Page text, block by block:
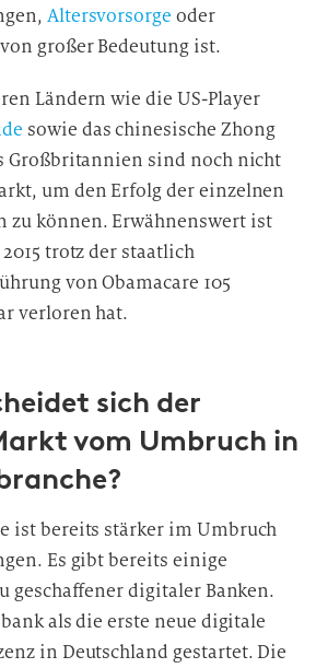
Altersvorsorge oder
großer Bedeutung ist.
Ländern wie die US-Player
sowie das chinesische Zhong
Großbritannien sind noch nicht
um den Erfolg der einzelnen
zu können. Erwähnenswert ist
trotz der staatlich
von Obamacare 105
verloren hat.
sich der
vom Umbruch in
ist bereits stärker im Umbruch
Es gibt bereits einige
geschaffener digitaler Banken.
als die erste neue digitale
in Deutschland gestartet. Die